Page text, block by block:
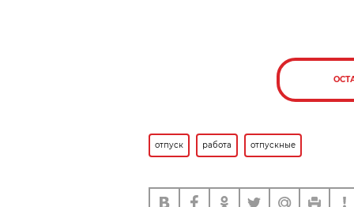
отпуск работа отпускные